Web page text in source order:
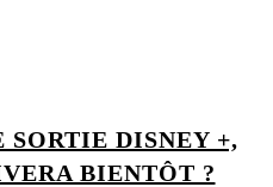
SORTIE DISNEY +,
BIENTÔT ?